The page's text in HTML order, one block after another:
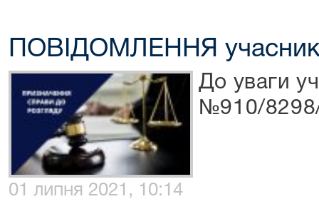
ПОВІДОМЛЕННЯ
До уваги
№910/
01 липня 2021, 10:14